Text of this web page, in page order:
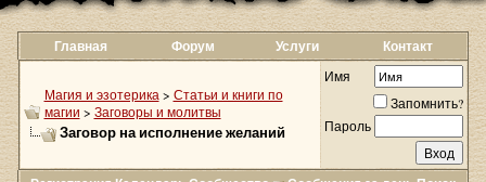
Главная Форум Услуги Контакт
Магия и эзотерика > Статьи и книги по
магии > Заговоры и молитвы
Заговор на исполнение желаний
Имя
Запомнить?
Пароль